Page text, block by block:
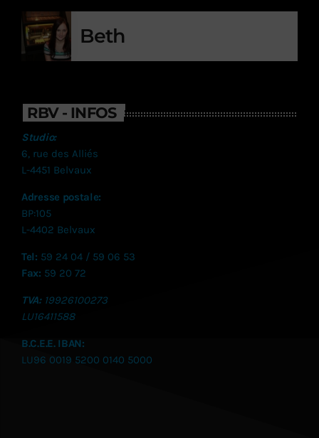
Beth
RBV - INFOS
Studio:
6, rue des Alliés
L-4451 Belvaux
Adresse postale:
BP:105
L-4402 Belvaux
Tel: 59 24 04 / 59 06 53
Fax: 59 20 72
TVA: 19926100273
LU16411588
B.C.E.E. IBAN:
LU96 0019 5200 0140 5000